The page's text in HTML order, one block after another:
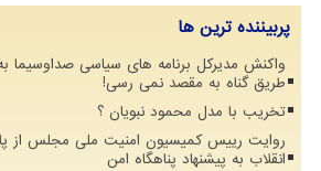
پربیننده ترین ها
واکنش مدیرکل برنامه های سیاسی صداوسیما به
طریق گناه به مقصد نمی رسی!
تخریب با مدل محمود نبویان ؟
روایت رییس کمیسیون امنیت ملی مجلس از
انقلاب به پیشنهاد پناهگاه امن